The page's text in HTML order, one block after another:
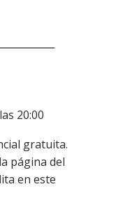
20:00
gratuita.
página del
en este